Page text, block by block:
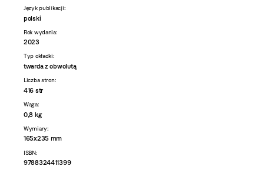
Język publikacji:
polski
Rok wydania:
2023
Typ okładki:
twarda z obwolutą
Liczba stron:
416 str
Waga:
0,8 kg
Wymiary:
165x235 mm
ISBN:
9788324411399